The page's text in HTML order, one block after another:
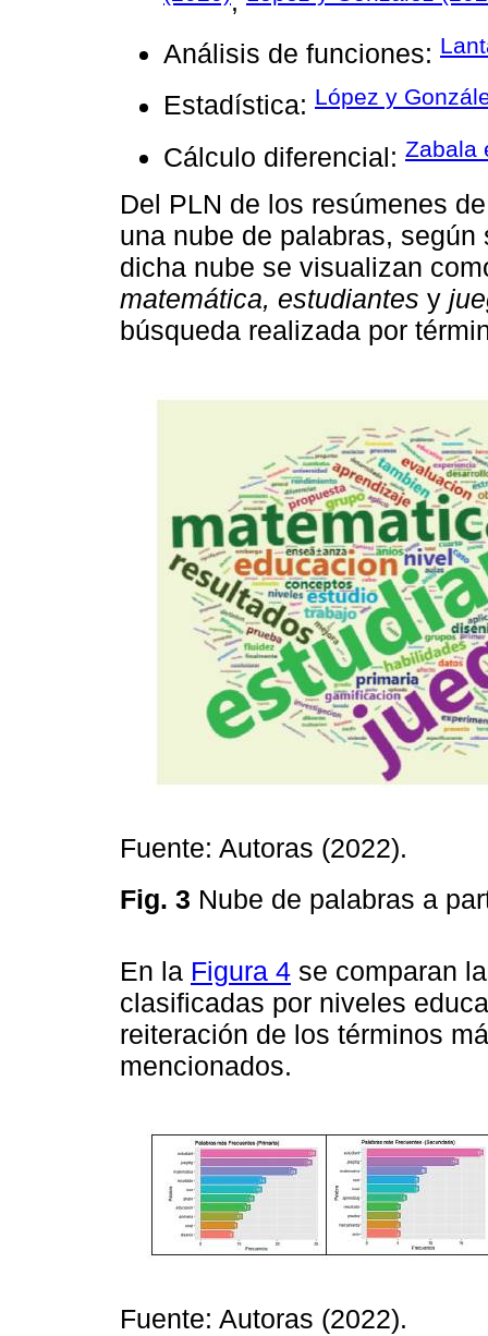
Análisis de funciones:
Estadística: López y
Cálculo diferencial: Zabala
Del PLN de los resúmenes
una nube de palabras,
dicha nube se visualizan
matemática, estudiantes y
búsqueda realizada por
Fuente: Autoras (2022).
Fig. 3 Nube de palabras a
En la Figura 4 se comparan
clasificadas por niveles
reiteración de los términos
mencionados.
Fuente: Autoras (2022).